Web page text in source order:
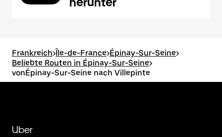
Frankreich>Île-de-France>Épinay-Sur-Seine>
Beliebte Routen in Épinay-Sur-Seine>
vonÉpinay-Sur-Seine nach Villepinte
Uber